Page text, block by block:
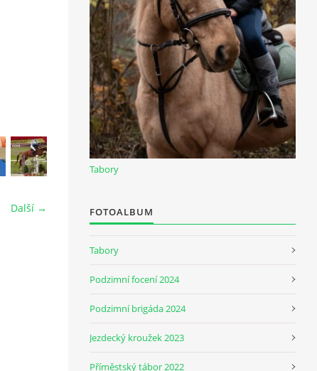
Další →
Tabory
FOTOALBUM
Tabory
Podzimní focení 2024
Podzimní brigáda 2024
Jezdecký kroužek 2023
Příměstský tábor 2022